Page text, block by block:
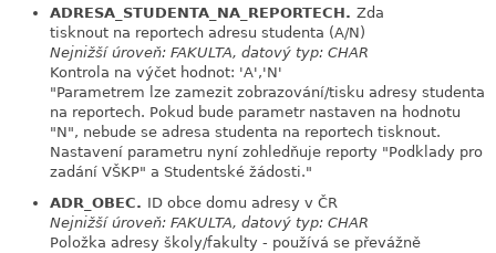
ADRESA_STUDENTA_NA_REPORTECH. Zda
tisknout na reportech adresu studenta (A/N)
Nejnižší úroveň: FAKULTA, datový typ: CHAR
Kontrola na výčet hodnot: 'A','N'
"Parametrem lze zamezit zobrazování/tisku adresy studenta
na reportech. Pokud bude parametr nastaven na hodnotu
"N", nebude se adresa studenta na reportech tisknout.
Nastavení parametru nyní zohledňuje reporty "Podklady pro
zadání VŠKP" a Studentské žádosti."
ADR_OBEC. ID obce domu adresy v ČR
Nejnižší úroveň: FAKULTA, datový typ: CHAR
Položka adresy školy/fakulty - používá se převážně